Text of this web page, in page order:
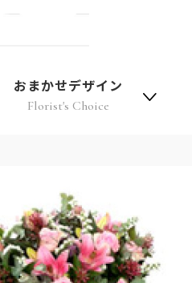
おまかせデザイン
Florist's Choice